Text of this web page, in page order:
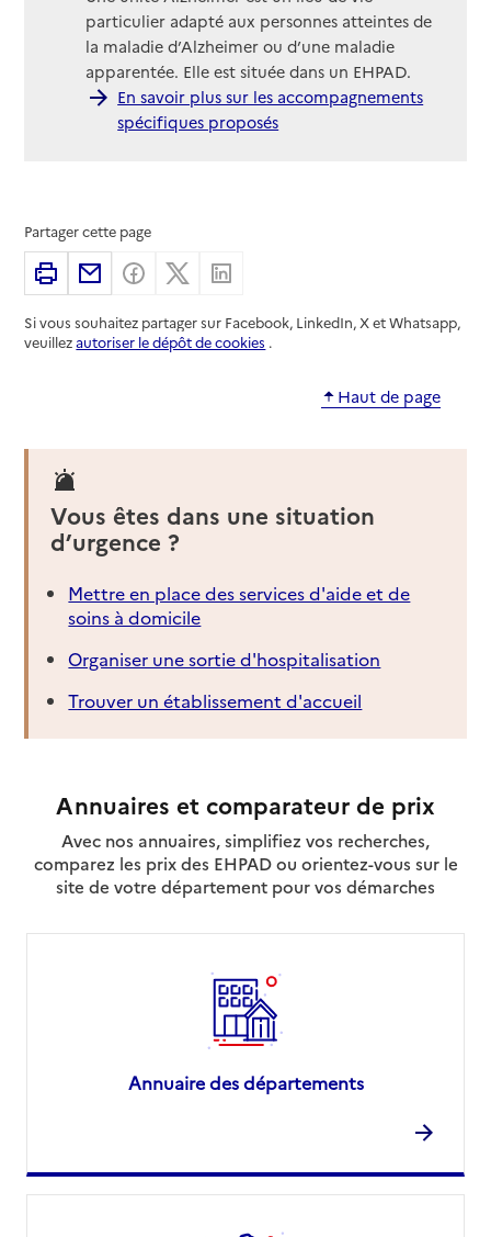
particulier adapté aux personnes atteintes de
la maladie d’Alzheimer ou d’une maladie
apparentée. Elle est située dans un EHPAD.
En savoir plus sur les accompagnements
spécifiques proposés
Partager cette page
ImprimerPartager par email
Partager sur Facebook
Partager sur X
Si vous souhaitez partager sur Facebook, LinkedIn, X et Whatsapp,
veuillezautoriser le dépôt de cookies .
Haut de page
Vous êtes dans une situation
d’urgence ?
Mettre en place des services d'aide et de
soins à domicile
Organiser une sortie d'hospitalisation
Trouver un établissement d'accueil
Annuaires et comparateur de prix
Avec nos annuaires, simplifiez vos recherches,
comparez les prix des EHPAD ou orientez-vous sur le
site de votre département pour vos démarches
Annuaire des départements